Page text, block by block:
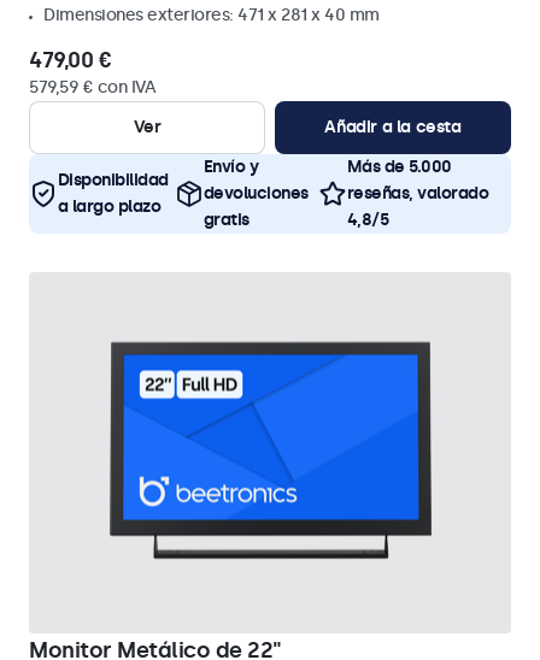
Dimensiones exteriores: 471 x 281 x 40 mm
479,00 €
579,59 € con IVA
Ver
Añadir a la cesta
Disponibilidad
a largo plazo
Envío y
devoluciones
gratis
Más de 5.000
reseñas, valorado
4,8/5
Monitor Metálico de 22"